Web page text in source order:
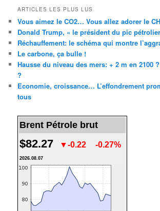
ARTICLES LES PLUS LUS
Vous aimez le CO2… Vous allez adorer le
Donald Trump, « le président du pic
Réchauffement: le schéma qui montre
Le carbone, ça bulle !
Hausse du niveau des mers: + 2 m en 2100
?
Economie, croissance… L’effondrement
tous
Brent Pétrole brut
$82.27 ▼-0.22 -0.27%
2026.08.07